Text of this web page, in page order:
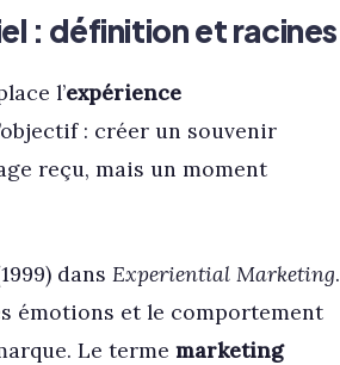
: définition et racines
l’expérience
: créer un souvenir
reçu, mais un moment
dans Experiential Marketing.
émotions et le comportement
Le terme marketing